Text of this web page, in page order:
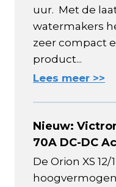
uur. Met de
watermakers
zeer compact
product...
Lees meer >>
Nieuw:
70A DC-DC
De Orion XS